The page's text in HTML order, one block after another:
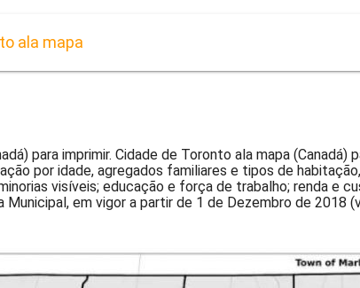
ala mapa
para imprimir. Cidade de Toronto ala mapa
por idade, agregados familiares e tipos de
visíveis; educação e força de trabalho; renda e
em vigor a partir de 1 de Dezembro de 2018